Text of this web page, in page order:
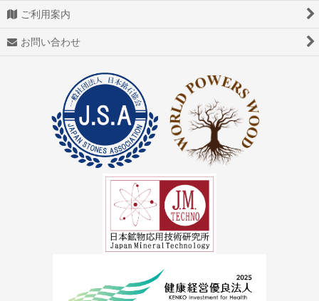
ご利用案内
お問い合わせ